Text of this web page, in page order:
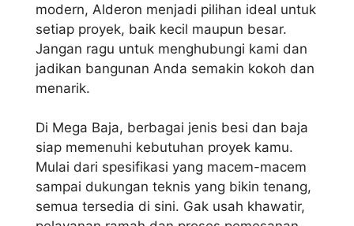
modern, Alderon menjadi pilihan ideal untuk
setiap proyek, baik kecil maupun besar.
Jangan ragu untuk menghubungi kami dan
jadikan bangunan Anda semakin kokoh dan
menarik.
Di Mega Baja, berbagai jenis besi dan baja
siap memenuhi kebutuhan proyek kamu.
Mulai dari spesifikasi yang macem-macem
sampai dukungan teknis yang bikin tenang,
semua tersedia di sini. Gak usah khawatir,